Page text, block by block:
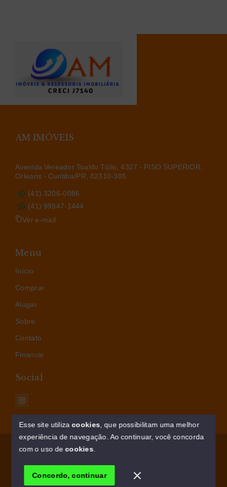
AM IMÓVEIS
Avenida Vereador Toaldo Túlio, 4327 - PISO SUPERIOR,
Orleans - Curitiba/PR, 82310-385
(41) 3206-0086
(41) 99947-1444
Ver e-mail
Menu
Início
Comprar
Alugar
Sobre
Contato
Financie
Social
© Copyright 2026 - AM IMÓVEIS - Todos os direitos
SITE PARA IMOBILIARIA
Esse site utilizacookies , que possibilitam uma melhor
experiência de navegação. Ao continuar, você concorda
com o uso decookies
Concordo, continuar